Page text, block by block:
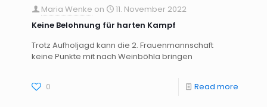
Maria Wenke on
11. November 2022
Keine Belohnung für harten Kampf
Trotz Aufholjagd kann die 2. Frauenmannschaft
keine Punkte mit nach Weinböhla bringen
0 Read more